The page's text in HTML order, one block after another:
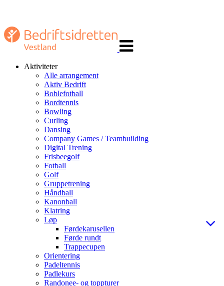
navigasjon
Aktiviteter
Alle arrangement
Aktiv Bedrift
Boblefotball
Bordtennis
Bowling
Curling
Dansing
Company Games / Teambuilding
Digital Trening
Frisbeegolf
Fotball
Golf
Gruppetrening
Håndball
Kanonball
Klatring
Løp
Førdekarusellen
Førde rundt
Trappecupen
Orientering
Padeltennis
Padlekurs
Randonee- og toppturer